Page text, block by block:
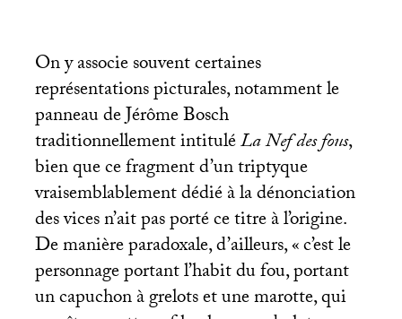
On y associe souvent certaines
représentations picturales, notamment le
panneau de Jérôme Bosch
traditionnellement intituléLa Nef des fous,
bien que ce fragment d’un triptyque
vraisemblablement dédié à la dénonciation
des vices n’ait pas porté ce titre à l’origine.
De manière paradoxale, d’ailleurs, «c’est le
personnage portant l’habit du fou, portant
un capuchon à grelots et une marotte, qui